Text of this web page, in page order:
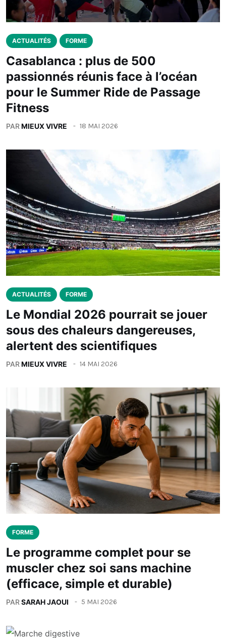
ACTUALITÉS FORME
Casablanca : plus de 500
passionnés réunis face à l’océan
pour le Summer Ride de Passage
Fitness
PARMIEUX VIVRE 18 MAI 2026
ACTUALITÉS FORME
Le Mondial 2026 pourrait se jouer
sous des chaleurs dangereuses,
alertent des scientifiques
PARMIEUX VIVRE 14 MAI 2026
FORME
Le programme complet pour se
muscler chez soi sans machine
(efficace, simple et durable)
PARSARAH JAOUI 5 MAI 2026